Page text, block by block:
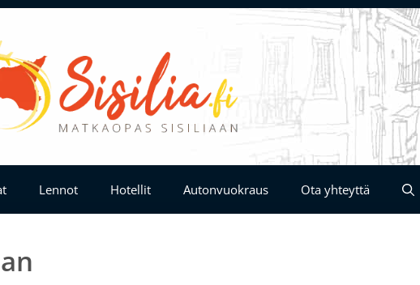
Lennot Hotellit Autonvuokraus Ota yhteyttä